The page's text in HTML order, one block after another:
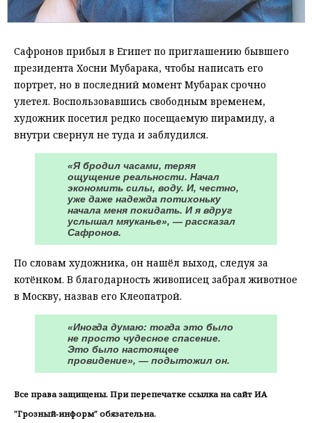
Сафронов прибыл в Египет по приглашению бывшего
президента Хосни Мубарака, чтобы написать его
портрет, но в последний момент Мубарак срочно
улетел. Воспользовавшись свободным временем,
художник посетил редко посещаемую пирамиду, а
внутри свернул не туда и заблудился.
«Я бродил часами, теряя
ощущение реальности. Начал
экономить силы, воду. И, честно,
уже даже надежда потихоньку
начала меня покидать. И я вдруг
услышал мяуканье», — рассказал
Сафронов.
По словам художника, он нашёл выход, следуя за
котёнком. В благодарность живописец забрал животное
в Москву, назвав его Клеопатрой.
«Иногда думаю: тогда это было
не просто чудесное спасение.
Это было настоящее
провидение», — подытожил он.
Все права защищены. При перепечатке ссылка на сайт ИА
"Грозный-информ" обязательна.